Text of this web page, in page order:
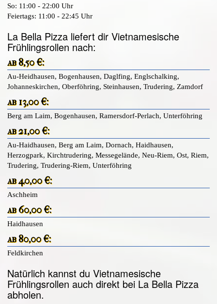
So: 11:00 - 22:00 Uhr
Feiertags: 11:00 - 22:45 Uhr
La Bella Pizza liefert dir Vietnamesische
Frühlingsrollen nach:
ab 8,50 €:
Au-Heidhausen, Bogenhausen, Daglfing, Englschalking,
Johanneskirchen, Oberföhring, Steinhausen, Trudering, Zamdorf
ab 13,00 €:
Berg am Laim, Bogenhausen, Ramersdorf-Perlach, Unterföhring
ab 21,00 €:
Au-Haidhausen, Berg am Laim, Dornach, Haidhausen,
Herzogpark, Kirchtrudering, Messegelände, Neu-Riem, Ost, Riem,
Trudering, Trudering-Riem, Unterföhring
ab 40,00 €:
Aschheim
ab 60,00 €:
Haidhausen
ab 80,00 €:
Feldkirchen
Natürlich kannst du Vietnamesische
Frühlingsrollen auch direkt bei La Bella Pizza
abholen.